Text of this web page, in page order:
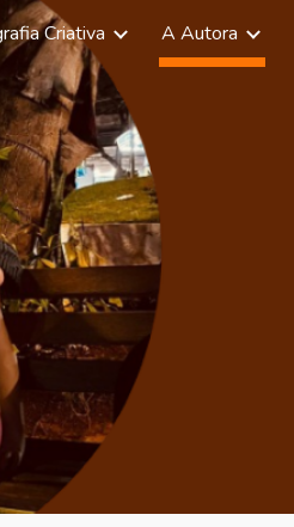
Skip to navigation
Criativa A Autora